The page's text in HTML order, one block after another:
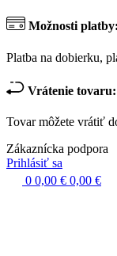
Možnosti platby:
Platba na dobierku,
Vrátenie tovaru:
Tovar môžete vrátiť
Zákaznícka podpora
Prihlásiť sa
0 0,00 € 0,00 €